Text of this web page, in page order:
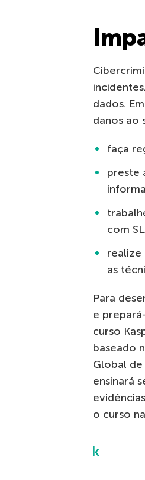
dados.
danos ao
faça
preste
com
realize
as
Para
e
curso
baseado
Global de
ensinará
o curso na